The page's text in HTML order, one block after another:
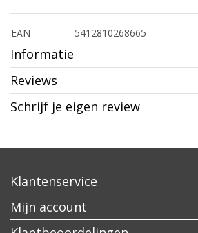
EAN 5412810268665
Informatie
Reviews
Schrijf je eigen review
Klantenservice
Mijn account